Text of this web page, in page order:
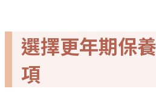
選擇更年期保
項